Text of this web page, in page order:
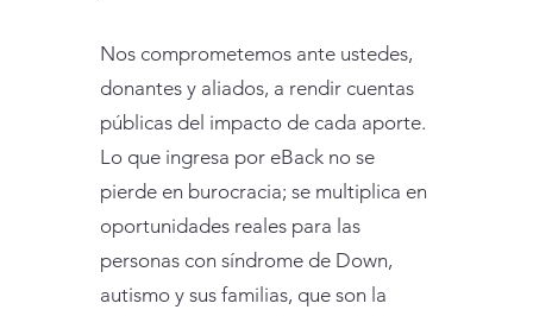
Nos comprometemos ante ustedes,
donantes y aliados, a rendir cuentas
públicas del impacto de cada aporte.
Lo que ingresa por eBack no se
pierde en burocracia; se multiplica en
oportunidades reales para las
personas con síndrome de Down,
autismo y sus familias, que son la